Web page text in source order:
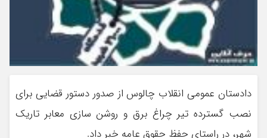
دادستان عمومی انقلاب چالوس از صدور دستور قضایی برای
نصب گسترده تیر چراغ برق و روشن سازی معابر تاریک
شهر، در راستای حفظ حقوق عامه خبر داد.